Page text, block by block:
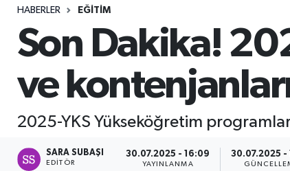
HABERLER EĞITIM
Son Dakika!
ve
2025-YKS Yükseköğretim
SARA SUBAŞI
EDITÖR
30.07.2025 - 16:09
YAYINLANMA
30.07.2025 -
Seri İlan
Siyaset
Spor
Yaşam